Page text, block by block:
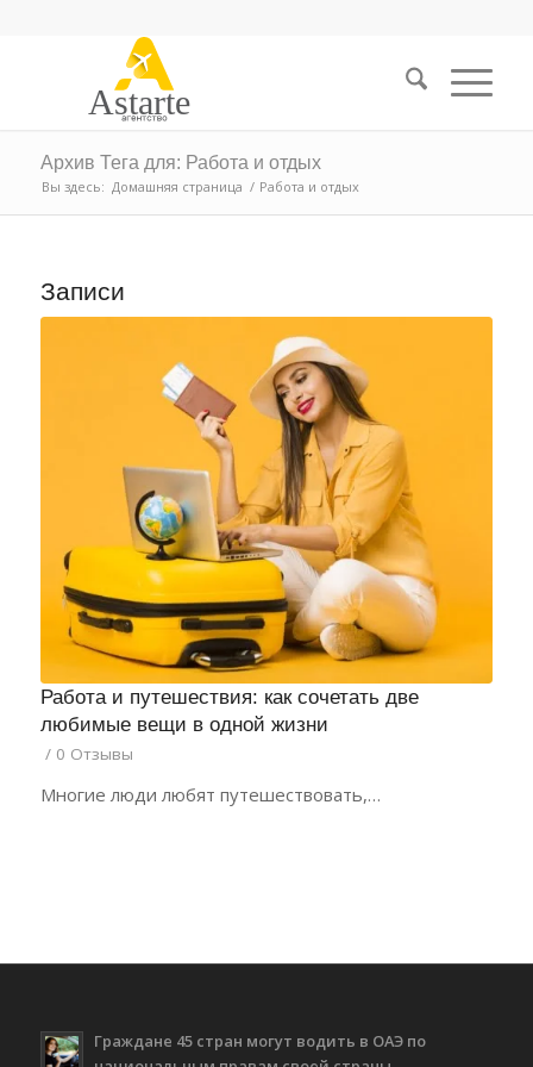
Astarte
Архив Тега для: Работа и отдых
Вы здесь: Домашняя страница / Работа и отдых
Записи
Работа и путешествия: как сочетать две
любимые вещи в одной жизни
/ 0 Отзывы
Многие люди любят путешествовать,…
Граждане 45 стран могут водить в ОАЭ по